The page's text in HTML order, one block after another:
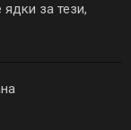
за тези,